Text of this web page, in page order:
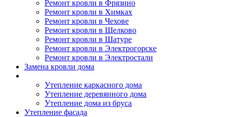
Ремонт кровли в Фрязино
Ремонт кровли в Химках
Ремонт кровли в Чехове
Ремонт кровли в Щелково
Ремонт кровли в Шатуре
Ремонт кровли в Электрогорске
Ремонт кровли в Электростали
Замена кровли дома
Утепление каркасного дома
Утепление деревянного дома
Утепление дома из бруса
Утепление фасада